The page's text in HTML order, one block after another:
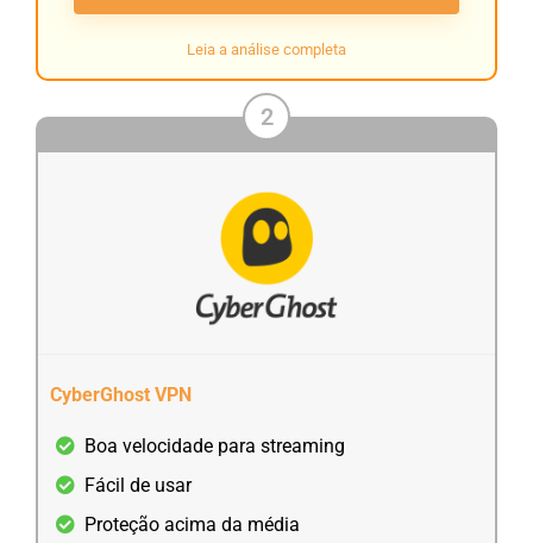
Leia a análise completa
2
CyberGhost VPN
Boa velocidade para streaming
Fácil de usar
Proteção acima da média